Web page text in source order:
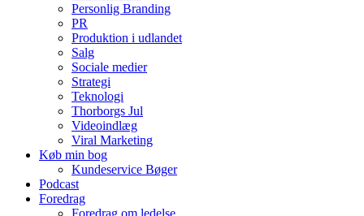
Personlig Branding
PR
Produktion i udlandet
Salg
Sociale medier
Strategi
Teknologi
Thorborgs Jul
Videoindlæg
Viral Marketing
Køb min bog
Kundeservice Bøger
Podcast
Foredrag
Foredrag om ledelse